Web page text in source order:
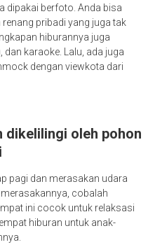
dipakai berfoto. Anda bisa
pribadi yang juga tak
hiburannya juga
dan karaoke. Lalu, ada juga
dengan viewkota dari
dikelilingi oleh pohon
pagi dan merasakan udara
cobalah
ini cocok untuk relaksasi
hiburan untuk anak-